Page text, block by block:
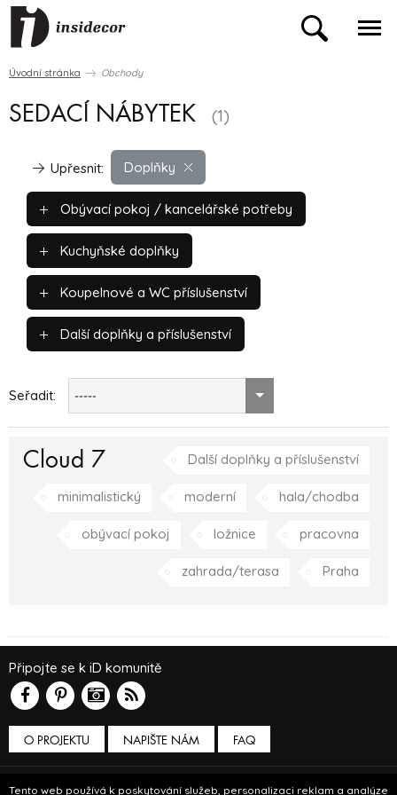
Tento web používá k poskytování služeb, personalizaci reklam a analýze
Úvodní stránka Obchody
SEDACÍ NÁBYTEK (1)
Doplňky
Upřesnit:
Obývací pokoj / kancelářské potřeby
Kuchyňské doplňky
Koupelnové a WC příslušenství
Další doplňky a příslušenství
Seřadit: -----
Cloud 7 Další doplňky a příslušenství
minimalistický moderní hala/chodba
obývací pokoj ložnice pracovna
zahrada/terasa Praha
O PROJEKTU NAPIŠTE NÁM
Připojte se k iD komunitě
FAQ
Podmínky používání